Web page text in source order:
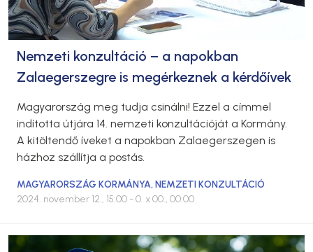
Nemzeti konzultáció – a napokban
Zalaegerszegre is megérkeznek a kérdőívek
Magyarország meg tudja csinálni! Ezzel a címmel
indította útjára 14. nemzeti konzultációját a Kormány.
A kitöltendő íveket a napokban Zalaegerszegen is
házhoz szállítja a postás.
MAGYARORSZÁG KORMÁNYA,NEMZETI KONZULTÁCIÓ
2024. november 12., 15:00 - 0. x 00., 00:00